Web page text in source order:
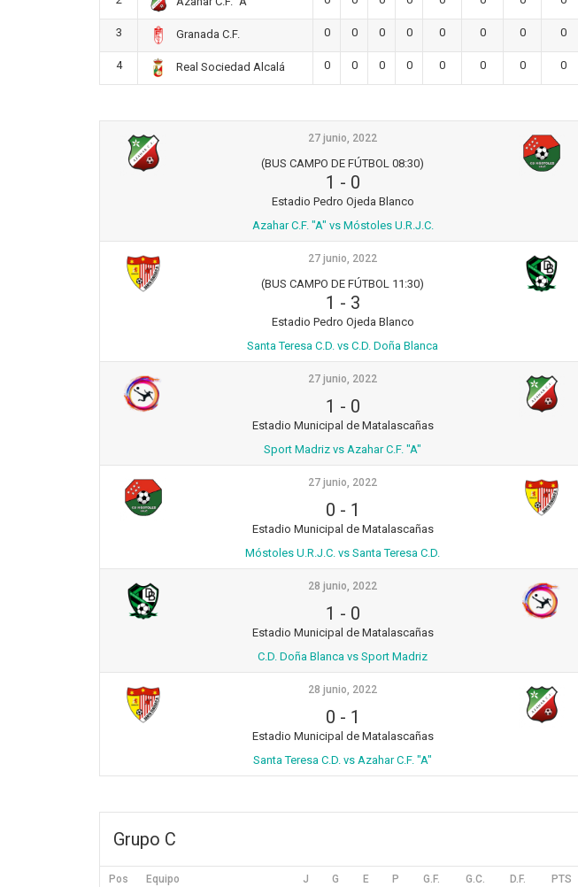
3 Granada C.F. 0 0 0 0 0 0 0 0
4 Real Sociedad Alcalá 0 0 0 0 0 0 0 0
27 junio, 2022
(BUS CAMPO DE FÚTBOL 08:30)
1 - 0
Estadio Pedro Ojeda Blanco
Azahar C.F. "A" vs Móstoles U.R.J.C.
27 junio, 2022
(BUS CAMPO DE FÚTBOL 11:30)
1 - 3
Estadio Pedro Ojeda Blanco
Santa Teresa C.D. vs C.D. Doña Blanca
27 junio, 2022
1 - 0
Estadio Municipal de Matalascañas
Sport Madriz vs Azahar C.F. "A"
27 junio, 2022
0 - 1
Estadio Municipal de Matalascañas
Móstoles U.R.J.C. vs Santa Teresa C.D.
28 junio, 2022
1 - 0
Estadio Municipal de Matalascañas
C.D. Doña Blanca vs Sport Madriz
28 junio, 2022
0 - 1
Estadio Municipal de Matalascañas
Santa Teresa C.D. vs Azahar C.F. "A"
Grupo C
Pos Equipo J G E P G.F. G.C. D.F. PTS